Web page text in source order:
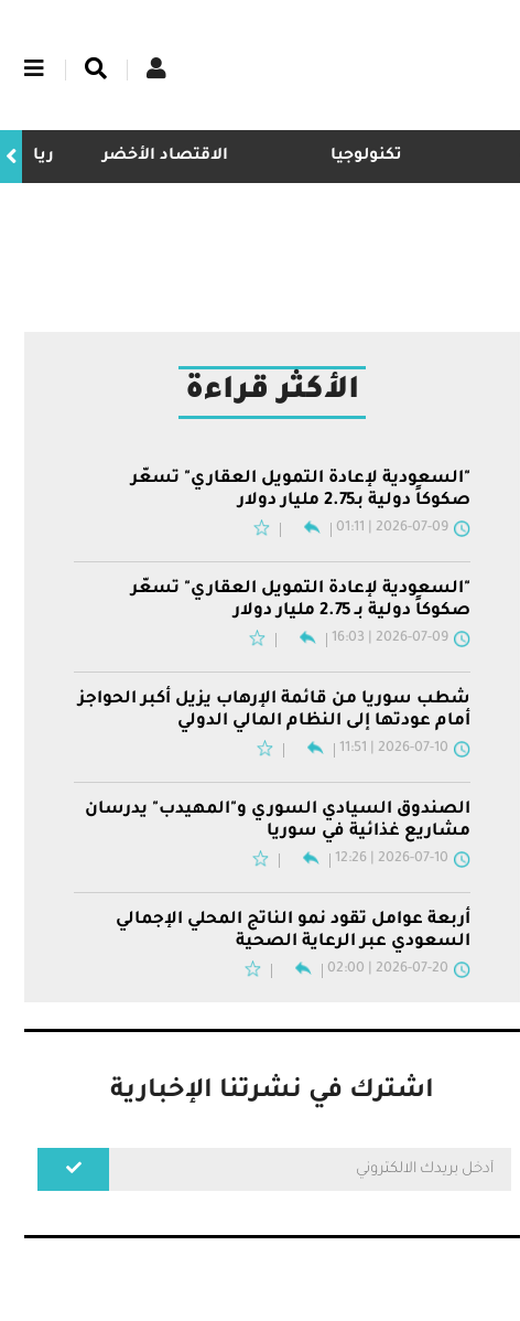
تكنولوجيا الاقتصاد الأخضر ريادة
الأكثر قراءة
"السعودية لإعادة التمويل العقاري" تسعّر
صكوكاً دولية بـ2.75 مليار دولار
2026-07-09 | 01:11
"السعودية لإعادة التمويل العقاري" تسعّر
صكوكاً دولية بـ 2.75 مليار دولار
2026-07-09 | 16:03
شطب سوريا من قائمة الإرهاب يزيل أكبر الحواجز
أمام عودتها إلى النظام المالي الدولي
2026-07-10 | 11:51
الصندوق السيادي السوري و"المهيدب" يدرسان
مشاريع غذائية في سوريا
2026-07-10 | 12:26
أربعة عوامل تقود نمو الناتج المحلي الإجمالي
السعودي عبر الرعاية الصحية
2026-07-20 | 02:00
اشترك في نشرتنا الإخبارية